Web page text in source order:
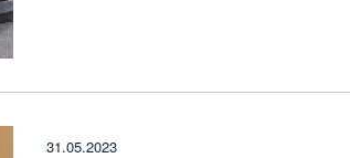
31.05.2023